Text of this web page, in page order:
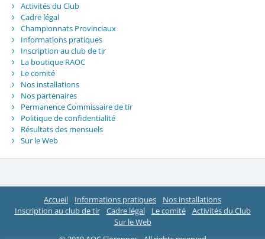
Activités du Club
Cadre légal
Championnats Provinciaux
Informations pratiques
Inscription au club de tir
La boutique RAOC
Le comité
Nos installations
Nos partenaires
Permanence Commissaire de tir
Politique de confidentialité
Résultats des mensuels
Sur le Web
Accueil Informations pratiques
Nos installations
Inscription au club de tir
Cadre légal Le comité
Activités du Club
Sur le Web